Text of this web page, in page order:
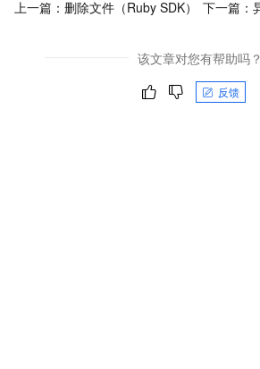
上一篇： 删除文件（Ruby SDK） 下一篇：
该文章对您有帮助吗？
反馈